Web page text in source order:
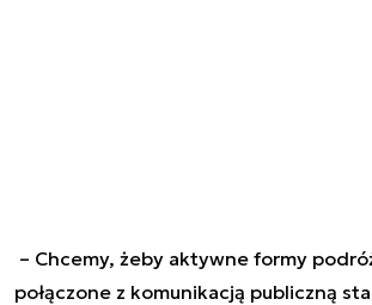
– Chcemy, żeby aktywne formy
połączone z komunikacją publiczną